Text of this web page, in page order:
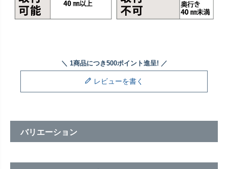
レビューを書く
バリエーション